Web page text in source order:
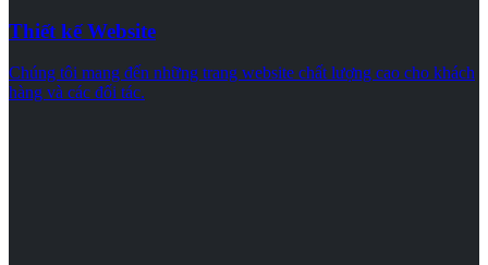
Thiết kế Website
Chúng tôi mang đến những trang website chất lượng cao cho khách
hàng và các đối tác.